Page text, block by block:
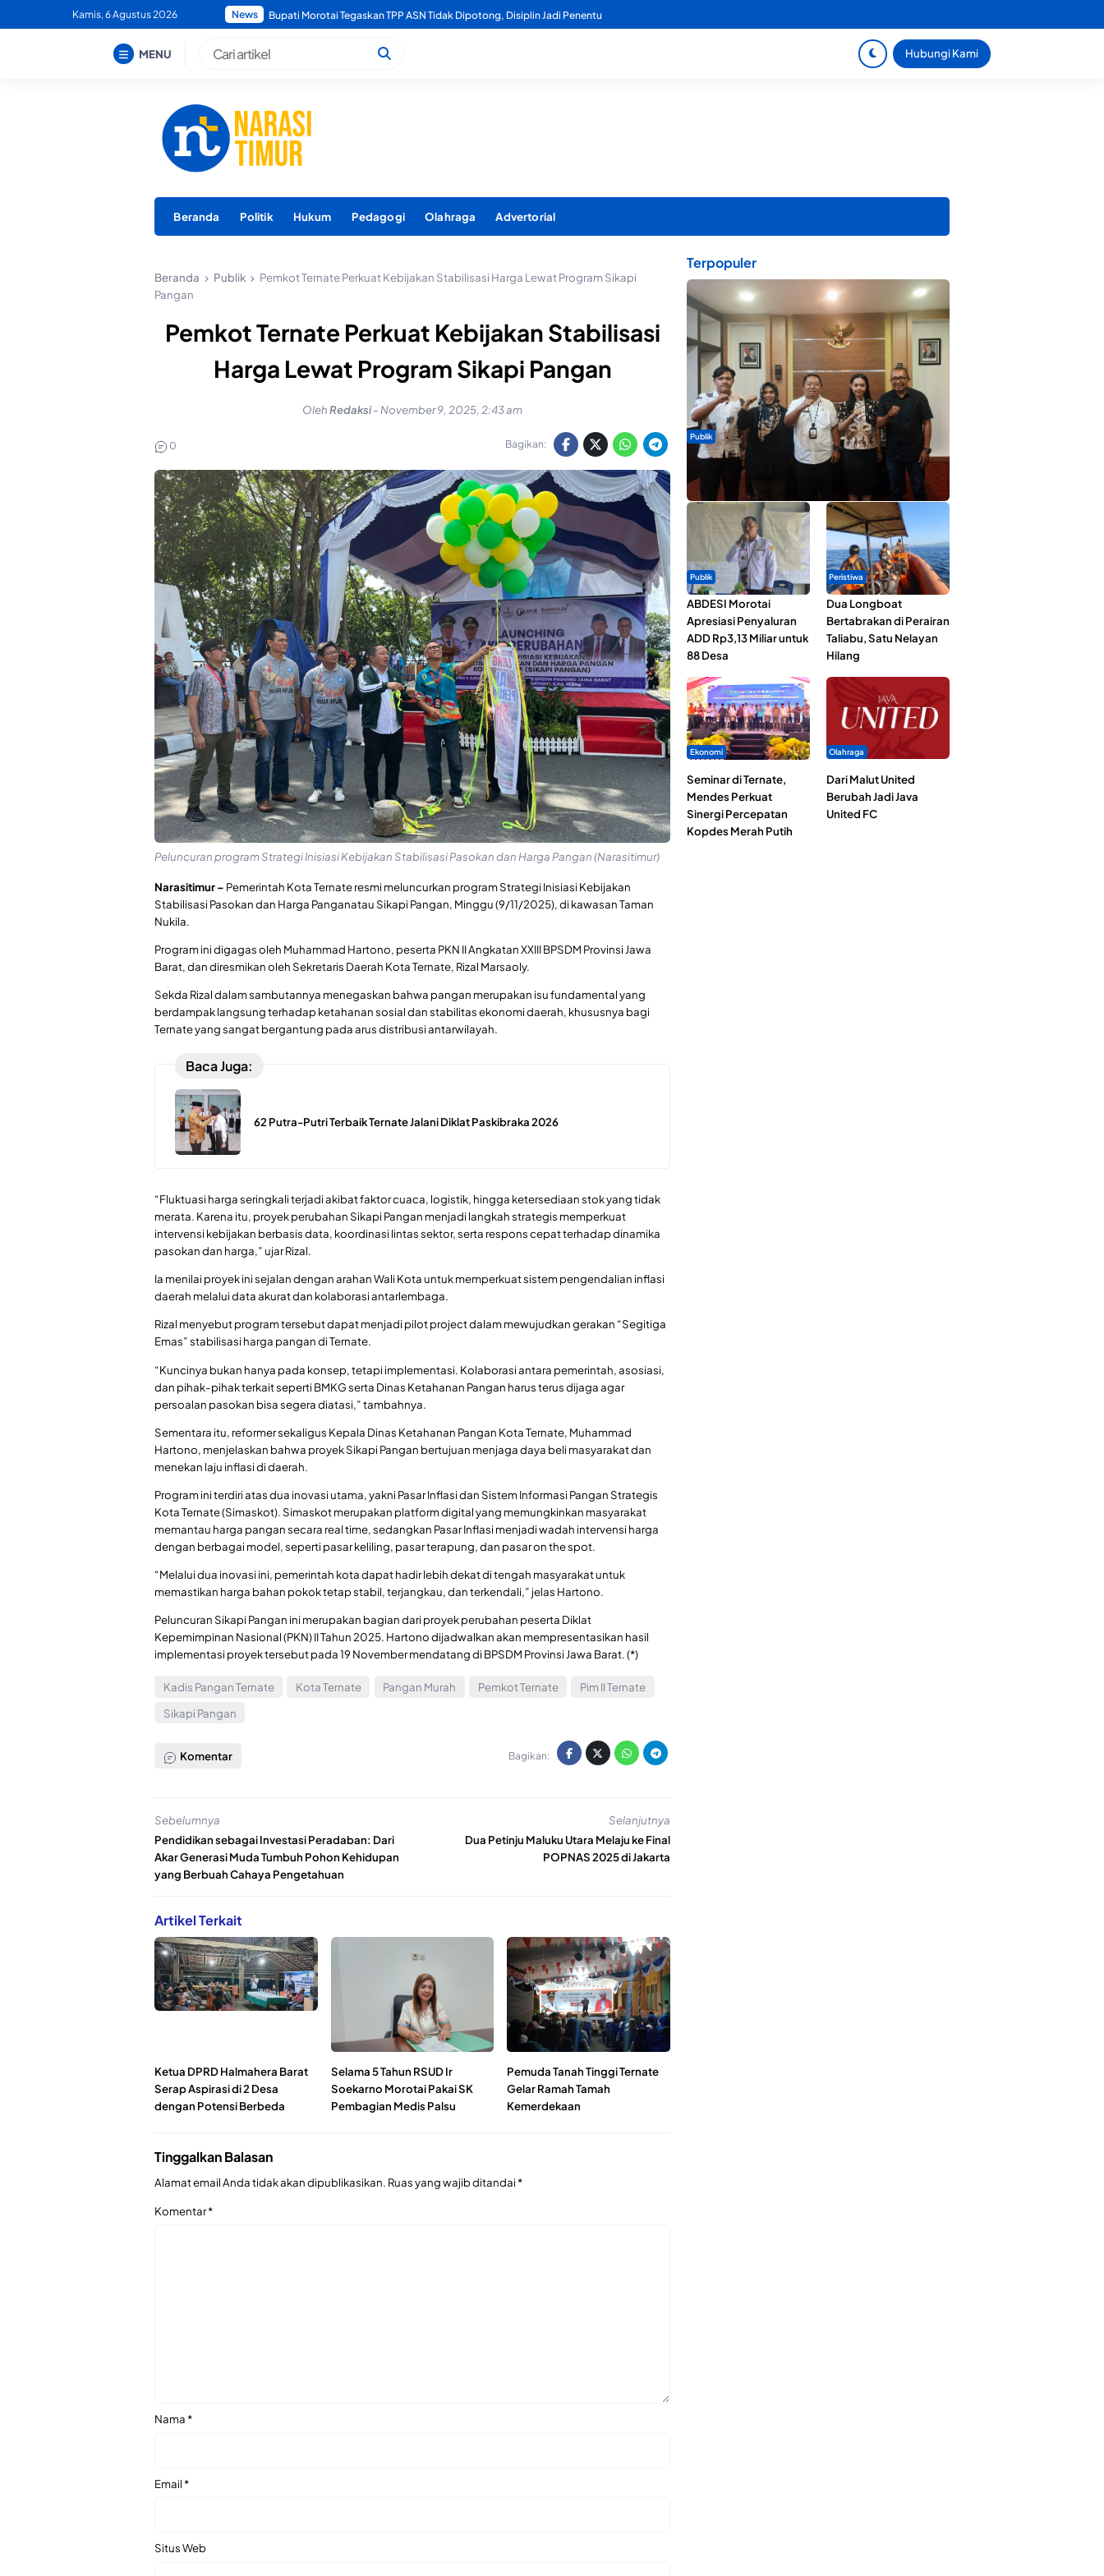
to
Kamis, 6 Agustus 2026 News Bupati Morotai Tegaskan TPP ASN Tidak Dipotong, Disiplin Jadi Penentu
MENU Hubungi Kami
Beranda Politik Hukum Pedagogi Olahraga Advertorial
Beranda Publik
Pemkot Ternate Perkuat Kebijakan Stabilisasi Harga Lewat Program Sikapi
Pangan
Pemkot Ternate Perkuat Kebijakan Stabilisasi
Harga Lewat Program Sikapi Pangan
OlehRedaksi- November 9, 2025, 2:43 am
0 Bagikan:
Peluncuran program Strategi Inisiasi Kebijakan Stabilisasi Pasokan dan Harga Pangan (Narasitimur)
Narasitimur – Pemerintah Kota Ternate resmi meluncurkan program Strategi Inisiasi Kebijakan
Stabilisasi Pasokan dan Harga Panganatau Sikapi Pangan, Minggu (9/11/2025), di kawasan Taman
Nukila.
Program ini digagas oleh Muhammad Hartono, peserta PKN II Angkatan XXIII BPSDM Provinsi Jawa
Barat, dan diresmikan oleh Sekretaris Daerah Kota Ternate, Rizal Marsaoly.
Sekda Rizal dalam sambutannya menegaskan bahwa pangan merupakan isu fundamental yang
berdampak langsung terhadap ketahanan sosial dan stabilitas ekonomi daerah, khususnya bagi
Ternate yang sangat bergantung pada arus distribusi antarwilayah.
Baca Juga:
62 Putra-Putri Terbaik Ternate Jalani Diklat Paskibraka 2026
“Fluktuasi harga seringkali terjadi akibat faktor cuaca, logistik, hingga ketersediaan stok yang tidak
merata. Karena itu, proyek perubahan Sikapi Pangan menjadi langkah strategis memperkuat
intervensi kebijakan berbasis data, koordinasi lintas sektor, serta respons cepat terhadap dinamika
pasokan dan harga,” ujar Rizal.
Ia menilai proyek ini sejalan dengan arahan Wali Kota untuk memperkuat sistem pengendalian inflasi
daerah melalui data akurat dan kolaborasi antarlembaga.
Rizal menyebut program tersebut dapat menjadi pilot project dalam mewujudkan gerakan “Segitiga
Emas” stabilisasi harga pangan di Ternate.
“Kuncinya bukan hanya pada konsep, tetapi implementasi. Kolaborasi antara pemerintah, asosiasi,
dan pihak-pihak terkait seperti BMKG serta Dinas Ketahanan Pangan harus terus dijaga agar
persoalan pasokan bisa segera diatasi,” tambahnya.
Sementara itu, reformer sekaligus Kepala Dinas Ketahanan Pangan Kota Ternate, Muhammad
Hartono, menjelaskan bahwa proyek Sikapi Pangan bertujuan menjaga daya beli masyarakat dan
menekan laju inflasi di daerah.
Program ini terdiri atas dua inovasi utama, yakni Pasar Inflasi dan Sistem Informasi Pangan Strategis
Kota Ternate (Simaskot). Simaskot merupakan platform digital yang memungkinkan masyarakat
memantau harga pangan secara real time, sedangkan Pasar Inflasi menjadi wadah intervensi harga
dengan berbagai model, seperti pasar keliling, pasar terapung, dan pasar on the spot.
“Melalui dua inovasi ini, pemerintah kota dapat hadir lebih dekat di tengah masyarakat untuk
memastikan harga bahan pokok tetap stabil, terjangkau, dan terkendali,” jelas Hartono.
Peluncuran Sikapi Pangan ini merupakan bagian dari proyek perubahan peserta Diklat
Kepemimpinan Nasional (PKN) II Tahun 2025. Hartono dijadwalkan akan mempresentasikan hasil
implementasi proyek tersebut pada 19 November mendatang di BPSDM Provinsi Jawa Barat. (*)
Kadis Pangan Ternate Kota Ternate Pangan Murah Pemkot Ternate
Pim II Ternate
Sikapi Pangan
Komentar Bagikan:
Sebelumnya
Pendidikan sebagai Investasi Peradaban: Dari
Akar Generasi Muda Tumbuh Pohon Kehidupan
yang Berbuah Cahaya Pengetahuan
Selanjutnya
Dua Petinju Maluku Utara Melaju ke Final
POPNAS 2025 di Jakarta
Artikel Terkait
Ketua DPRD Halmahera Barat
Serap Aspirasi di 2 Desa
dengan Potensi Berbeda
Selama 5 Tahun RSUD Ir
Soekarno Morotai Pakai SK
Pembagian Medis Palsu
Pemuda Tanah Tinggi Ternate
Gelar Ramah Tamah
Kemerdekaan
Tinggalkan Balasan
Alamat email Anda tidak akan dipublikasikan. Ruas yang wajib ditandai*
Komentar*
Nama*
Email*
Situs Web
Terpopuler
Publik
Dua Talenta Muda Ternate Wakili Maluku Utara di
Gita Bahana Nusantara 2026
Publik
ABDESI Morotai
Apresiasi Penyaluran
ADD Rp3,13 Miliar untuk
88 Desa
Peristiwa
Dua Longboat
Bertabrakan di Perairan
Taliabu, Satu Nelayan
Hilang
Ekonomi
Seminar di Ternate,
Mendes Perkuat
Sinergi Percepatan
Kopdes Merah Putih
Olahraga
Dari Malut United
Berubah Jadi Java
United FC